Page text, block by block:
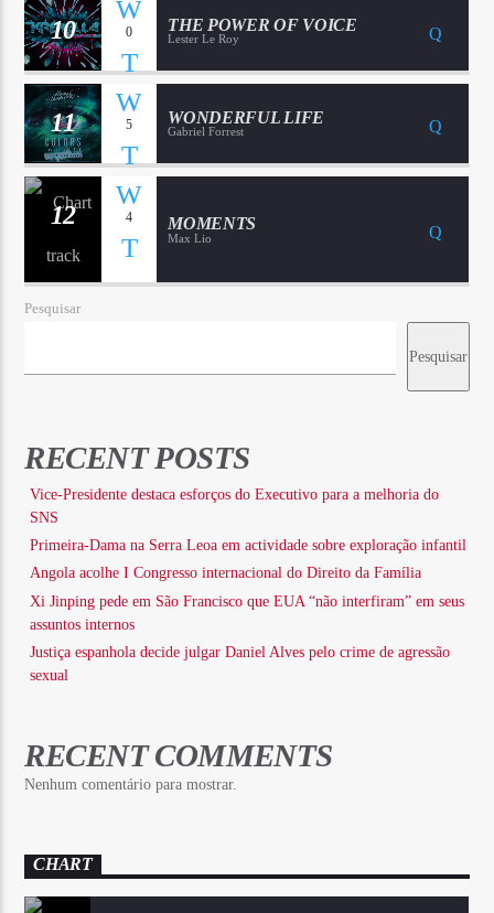
10 0 THE POWER OF VOICE
Lester Le Roy
11 5 WONDERFUL LIFE
Gabriel Forrest
12 4 MOMENTS
Max Lio
Pesquisar
Pesquisar
RECENT POSTS
Vice-Presidente destaca esforços do Executivo para a melhoria do
SNS
Primeira-Dama na Serra Leoa em actividade sobre exploração infantil
Angola acolhe I Congresso internacional do Direito da Família
Xi Jinping pede em São Francisco que EUA “não interfiram” em seus
assuntos internos
Justiça espanhola decide julgar Daniel Alves pelo crime de agressão
sexual
RECENT COMMENTS
Nenhum comentário para mostrar.
CHART